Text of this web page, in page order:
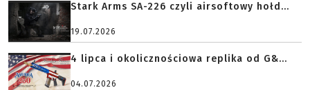
Stark Arms SA-226 czyli airsoftowy hołd...
19.07.2026
4 lipca i okolicznościowa replika od G&...
04.07.2026